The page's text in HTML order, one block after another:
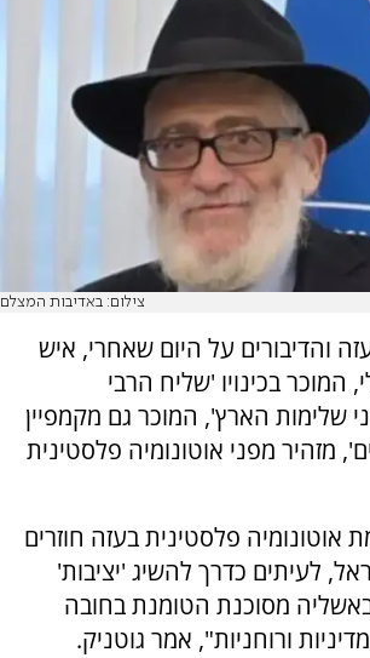
צילום: באדיבות המצלם
והדיבורים על היום שאחרי, איש
בכינויו 'שליח הרבי
שלימות הארץ', המוכר גם מקמפיין
מזהיר מפני אוטונומיה פלסטינית
אוטונומיה פלסטינית בעזה חוזרים
לעיתים כדרך להשיג 'יציבות'
באשליה מסוכנת הטומנת בחובה
ורוחניות", אמר גוטניק.